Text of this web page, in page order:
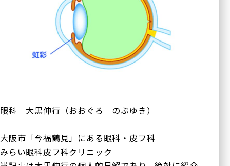
緑内障手術
眼瞼下垂の治療
（点眼薬と日帰り眼瞼手
術）
硝子体注射
（眼瞼・顔面痙攣に対する
治療）
テッペーザ
採用情
サイトマップ
眼科 大黒伸行（おおぐろ のぶゆき）
大阪市「今福鶴見」にある眼科・皮フ科
みらい眼科皮フ科クリニック